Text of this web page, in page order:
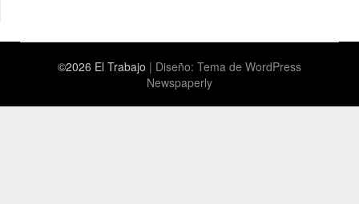
©2026 El Trabajo | Diseño: Tema de WordPress
Newspaperly